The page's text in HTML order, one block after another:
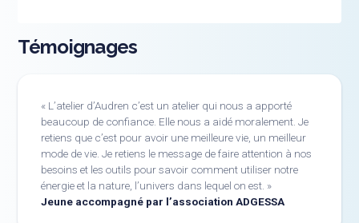
Témoignages
L’atelier d’Audren c’est un atelier qui nous a apporté
beaucoup de confiance. Elle nous a aidé moralement. Je
retiens que c’est pour avoir une meilleure vie, un meilleur
mode de vie. Je retiens le message de faire attention à nos
besoins et les outils pour savoir comment utiliser notre
énergie et la nature, l’univers dans lequel on est.
Jeune accompagné par l’association ADGESSA